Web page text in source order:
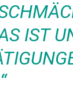
IST